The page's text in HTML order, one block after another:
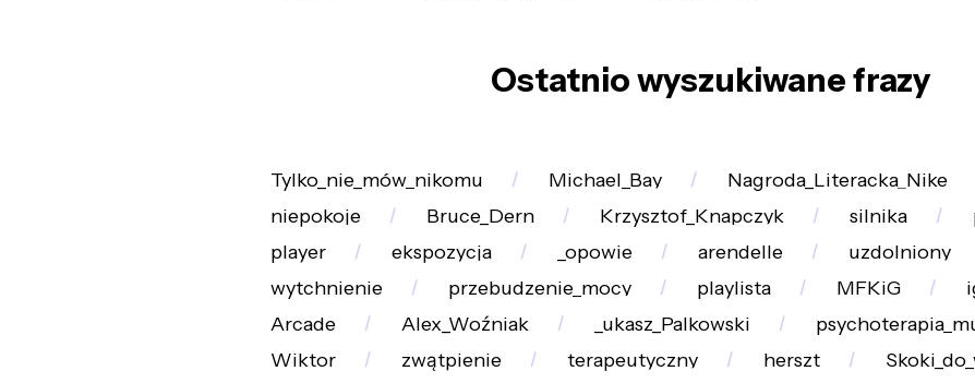
Ostatnio wyszukiwane frazy
Tylko_nie_mów_nikomu Michael_Bay Nagroda_Literacka_Nike
niepokoje
Bruce_Dern Krzysztof_Knapczyk silnika
player
ekspozycja _opowie arendelle
uzdolniony
wytchnienie
przebudzenie_mocy playlista MFKiG
Arcade
Alex_Woźniak _ukasz_Palkowski
Wiktor
zwątpienie terapeutyczny herszt